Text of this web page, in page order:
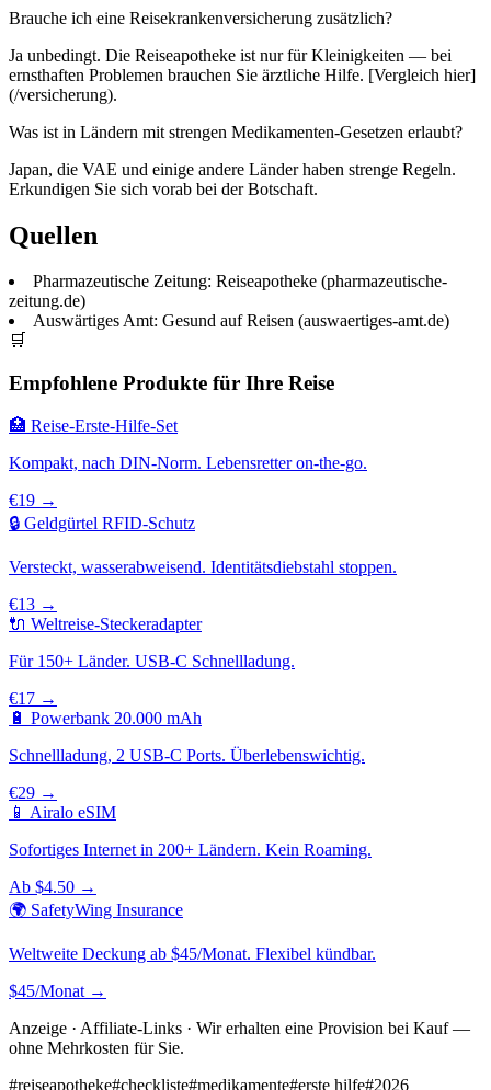
Brauche ich eine Reisekrankenversicherung zusätzlich?
Ja unbedingt. Die Reiseapotheke ist nur für Kleinigkeiten — bei
ernsthaften Problemen brauchen Sie ärztliche Hilfe. [Vergleich hier]
(/versicherung).
Was ist in Ländern mit strengen Medikamenten-Gesetzen erlaubt?
Japan, die VAE und einige andere Länder haben strenge Regeln.
Erkundigen Sie sich vorab bei der Botschaft.
Quellen
Pharmazeutische Zeitung: Reiseapotheke (pharmazeutische-
zeitung.de)
Auswärtiges Amt: Gesund auf Reisen (auswaertiges-amt.de)
🛒
Empfohlene Produkte für Ihre Reise
🏥 Reise-Erste-Hilfe-Set
Kompakt, nach DIN-Norm. Lebensretter on-the-go.
€19 →
🔒 Geldgürtel RFID-Schutz
Versteckt, wasserabweisend. Identitätsdiebstahl stoppen.
€13 →
🔌 Weltreise-Steckeradapter
Für 150+ Länder. USB-C Schnellladung.
€17 →
🔋 Powerbank 20.000 mAh
Schnellladung, 2 USB-C Ports. Überlebenswichtig.
€29 →
📱 Airalo eSIM
Sofortiges Internet in 200+ Ländern. Kein Roaming.
Ab $4.50 →
🌍 SafetyWing Insurance
Weltweite Deckung ab $45/Monat. Flexibel kündbar.
$45/Monat →
Anzeige · Affiliate-Links · Wir erhalten eine Provision bei Kauf —
ohne Mehrkosten für Sie.
#reiseapotheke#checkliste#medikamente#erste hilfe#2026